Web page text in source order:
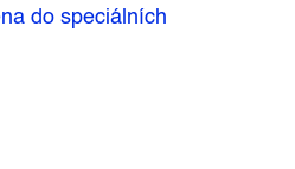
do speciálních